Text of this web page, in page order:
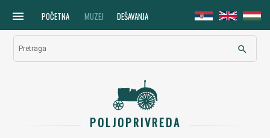
menu POČETNA MUZEJ DEŠAVANJA
Pretraga search
POLJOPRIVREDA